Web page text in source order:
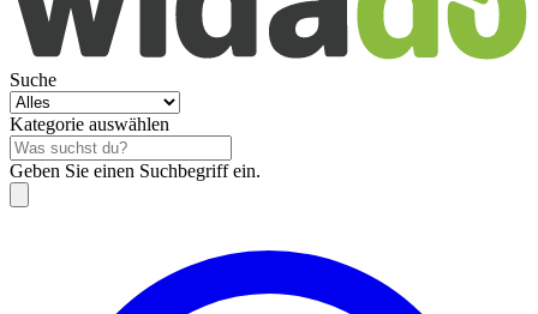
Suche
Kategorie auswählen
Geben Sie einen Suchbegriff ein.